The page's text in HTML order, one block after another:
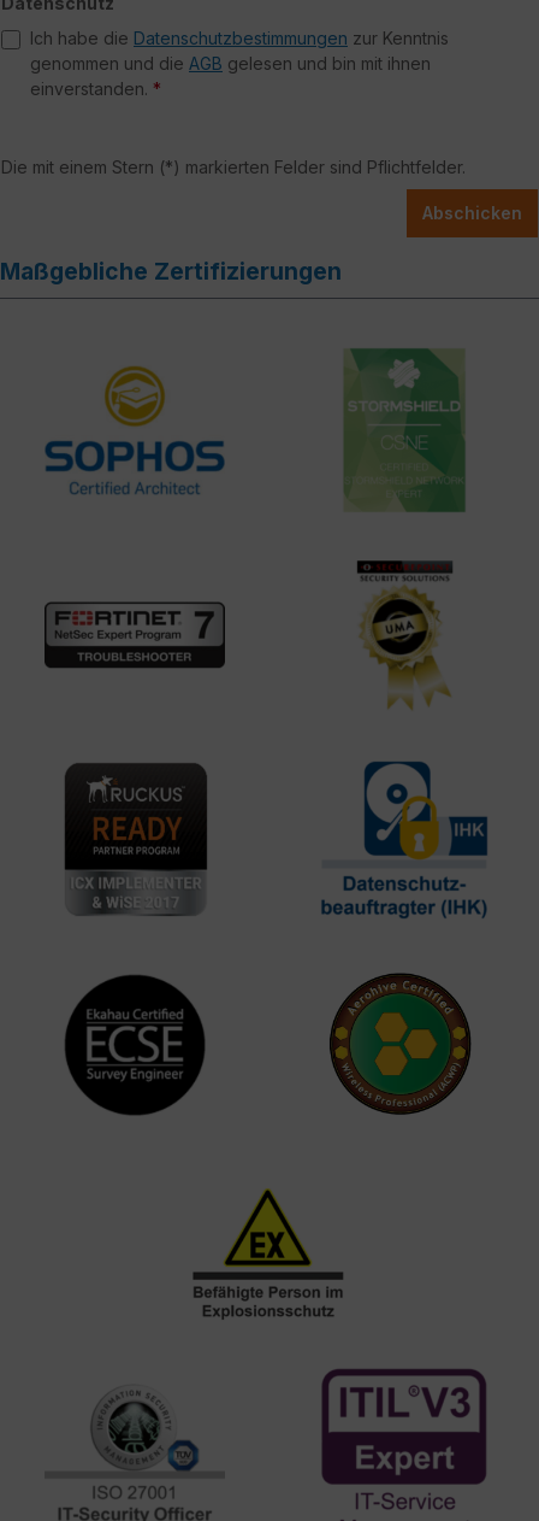
Ich habe die Datenschutzbestimmungen zur Kenntnis
genommen und die AGB gelesen und bin mit ihnen
einverstanden. *
Die mit einem Stern (*) markierten Felder sind Pflichtfelder.
Abschicken
Maßgebliche Zertifizierungen